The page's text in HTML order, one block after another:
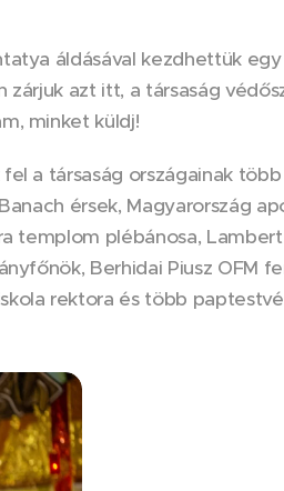
áldásával kezdhettük
zárjuk azt itt, a társaság
minket küldj!
a társaság országainak
érsek, Magyarország
templom plébánosa,
Berhidai Piusz OFM
rektora és több